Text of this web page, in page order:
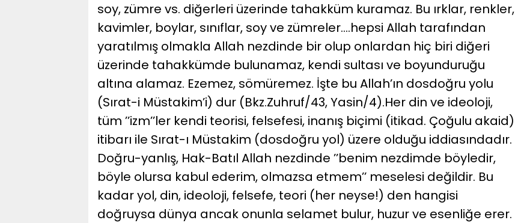
soy, zümre vs. diğerleri üzerinde tahakküm kuramaz. Bu ırklar, renkler,
kavimler, boylar, sınıflar, soy ve zümreler….hepsi Allah tarafından
yaratılmış olmakla Allah nezdinde bir olup onlardan hiç biri diğeri
üzerinde tahakkümde bulunamaz, kendi sultası ve boyunduruğu
altına alamaz. Ezemez, sömüremez. İşte bu Allah’ın dosdoğru yolu
(Sırat-i Müstakim’i) dur (Bkz.Zuhruf/43, Yasin/4).Her din ve ideoloji,
tüm ’’izm’’ler kendi teorisi, felsefesi, inanış biçimi (itikad. Çoğulu akaid)
itibarı ile Sırat-ı Müstakim (dosdoğru yol) üzere olduğu iddiasındadır.
Doğru-yanlış, Hak-Batıl Allah nezdinde ’’benim nezdimde böyledir,
böyle olursa kabul ederim, olmazsa etmem’’ meselesi değildir. Bu
kadar yol, din, ideoloji, felsefe, teori (her neyse!) den hangisi
doğruysa dünya ancak onunla selamet bulur, huzur ve esenliğe erer.